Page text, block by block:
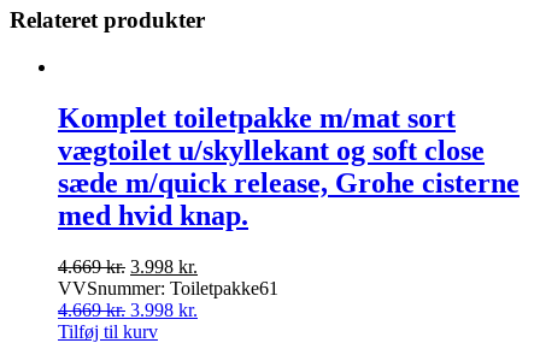
Relateret produkter
Komplet toiletpakke m/mat sort
vægtoilet u/skyllekant og soft close
sæde m/quick release, Grohe cisterne
med hvid knap.
4.669kr. Den
oprindelige
pris
var:
3.998 kr.
aktuelle
VVSnummer: Toiletpakke61
4.669kr. Den
oprindelige
3.998 kr.
Tilføj til kurv